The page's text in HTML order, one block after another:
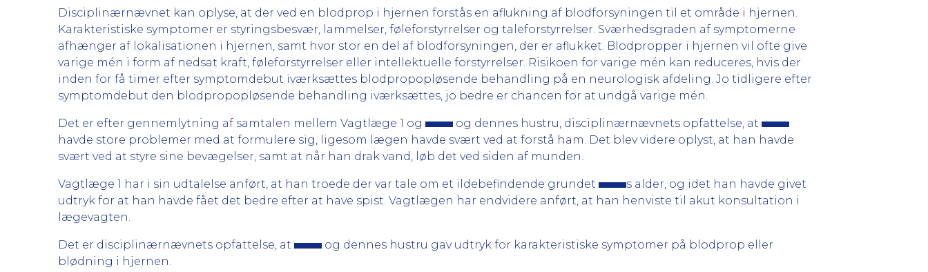
Disciplinærnævnet kan oplyse, at der ved en blodprop i hjernen forstås en aflukning af blodforsyningen til et område i hjernen.
Karakteristiske symptomer er styringsbesvær, lammelser, føleforstyrrelser og taleforstyrrelser. Sværhedsgraden af symptomerne
afhænger af lokalisationen i hjernen, samt hvor stor en del af blodforsyningen, der er aflukket. Blodpropper i hjernen vil ofte give
varige mén i form af nedsat kraft, føleforstyrrelser eller intellektuelle forstyrrelser. Risikoen for varige mén kan reduceres, hvis der
inden for få timer efter symptomdebut iværksættes blodpropopløsende behandling på en neurologisk afdeling. Jo tidligere efter
symptomdebut den blodpropopløsende behandling iværksættes, jo bedre er chancen for at undgå varige mén.
Det er efter gennemlytning af samtalen mellem Vagtlæge 1 og
og dennes hustru, disciplinærnævnets opfattelse, at
havde store problemer med at formulere sig, ligesom lægen havde svært ved at forstå ham. Det blev videre oplyst, at han havde
svært ved at styre sine bevægelser, samt at når han drak vand, løb det ved siden af munden.
Vagtlæge 1 har i sin udtalelse anført, at han troede der var tale om et ildebefindende grundet
s alder, og idet han havde givet
udtryk for at han havde fået det bedre efter at have spist. Vagtlægen har endvidere anført, at han henviste til akut konsultation i
lægevagten.
Det er disciplinærnævnets opfattelse, at
og dennes hustru gav udtryk for karakteristiske symptomer på blodprop eller
blødning i hjernen.